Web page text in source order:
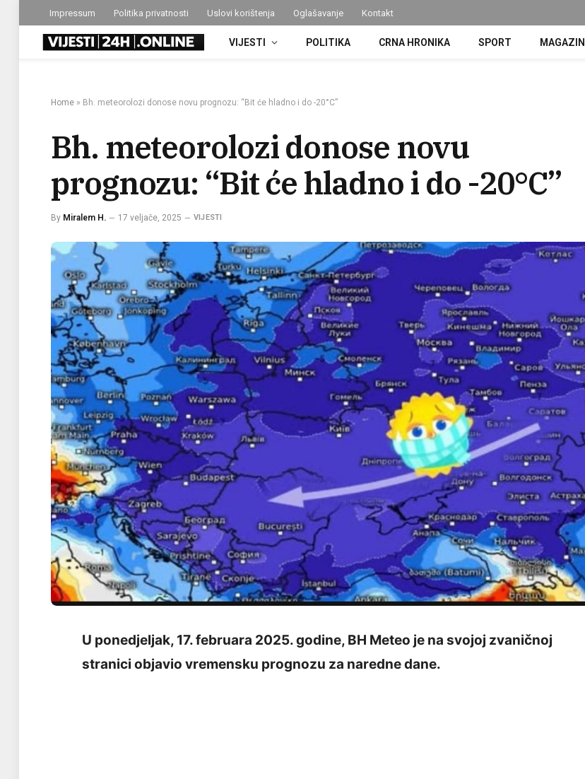
Impressum Politika privatnosti Uslovi korištenja Oglašavanje Kontakt
VIJESTI POLITIKA CRNA HRONIKA SPORT MAGAZIN
Home » Bh. meteorolozi donose novu prognozu: “Bit će hladno i do -20°C”
Bh. meteorolozi donose novu
prognozu: “Bit će hladno i do -20°C”
By Miralem H. 17 veljače, 2025 VIJESTI
U ponedjeljak, 17. februara 2025. godine, BH Meteo je na svojoj zvaničnoj
stranici objavio vremensku prognozu za naredne dane.